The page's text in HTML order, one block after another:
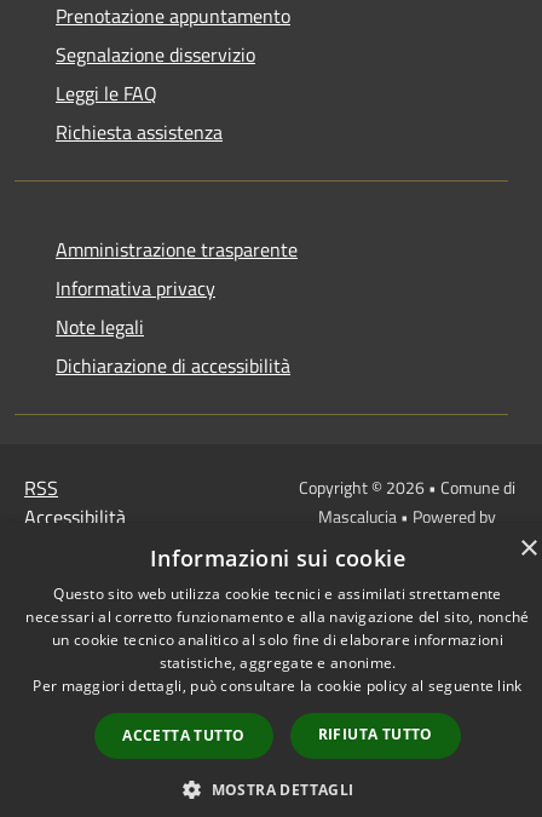
Prenotazione appuntamento
Segnalazione disservizio
Leggi le FAQ
Richiesta assistenza
Amministrazione trasparente
Informativa privacy
Note legali
Dichiarazione di accessibilità
RSS
Accessibilità
Mappa del sito
Copyright © 2026 • Comune di
Mascalucia • Powered by
Municipium
redazione
×
Informazioni sui cookie
Questo sito web utilizza cookie tecnici e assimilati strettamente
necessari al corretto funzionamento e alla navigazione del sito, nonché
un cookie tecnico analitico al solo fine di elaborare informazioni
statistiche, aggregate e anonime.
Per maggiori dettagli, può consultare la cookie policy al seguente link
ACCETTA TUTTO RIFIUTA TUTTO
MOSTRA DETTAGLI